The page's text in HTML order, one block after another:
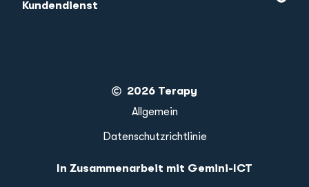
Kundendienst
2026 Terapy
Allgemein
Datenschutzrichtlinie
In Zusammenarbeit mit Gemini-ICT